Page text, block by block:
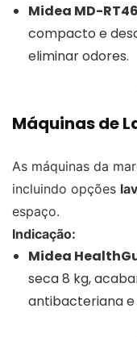
Midea MD-
compacto e
eliminar odores.
Máquinas de
As máquinas da
incluindo opções
espaço.
Indicação:
Midea
seca 8 kg,
antibacteriana